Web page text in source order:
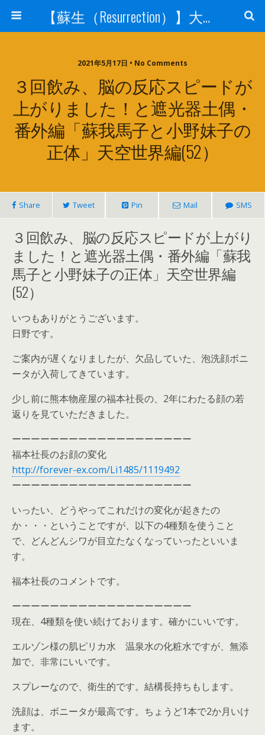
【蘇生（Resurrection）】大宇宙と人体の神秘を紐解く
2021年5月17日 • No Comments
３回飲み、脳の反応スピードが
上がりました！と遮光器土偶・
番外編「蘇我馬子と小野妹子の
正体」天空世界編(52）
Share Tweet Pin Mail SMS
３回飲み、脳の反応スピードが上がり
ました！と遮光器土偶・番外編「蘇我
馬子と小野妹子の正体」天空世界編
(52）
いつもありがとうございます。
日野です。
ご案内が遅くなりましたが、欠品していた、泡洗顔ボニ
ータが入荷してきています。
少し前に熊本物産屋の福本社長の、2年にわたる顔の若
返りを見ていただきました。
ーーーーーーーーーーーーーーーーーーー
福本社長のお顔の変化
http://forever-ex.com/Li1485/1119492
ーーーーーーーーーーーーーーーーーーー
いったい、どうやってこれだけの変化が起きたの
か・・・ということですが、以下の4種類を使うこと
で、どんどんシワが目立たなくなっていったといいま
す。
福本社長のコメントです。
ーーーーーーーーーーーーーーーーーーー
現在、4種類を使い続けております。確かにいいです。
エルゾン様の肌ピリカ水 温泉水の化粧水ですが、無添
加で、非常にいいです。
スプレーなので、衛生的です。結構長持ちもします。
洗顔は、ボニータが最高です。ちょうど1本で2か月いけ
ます。